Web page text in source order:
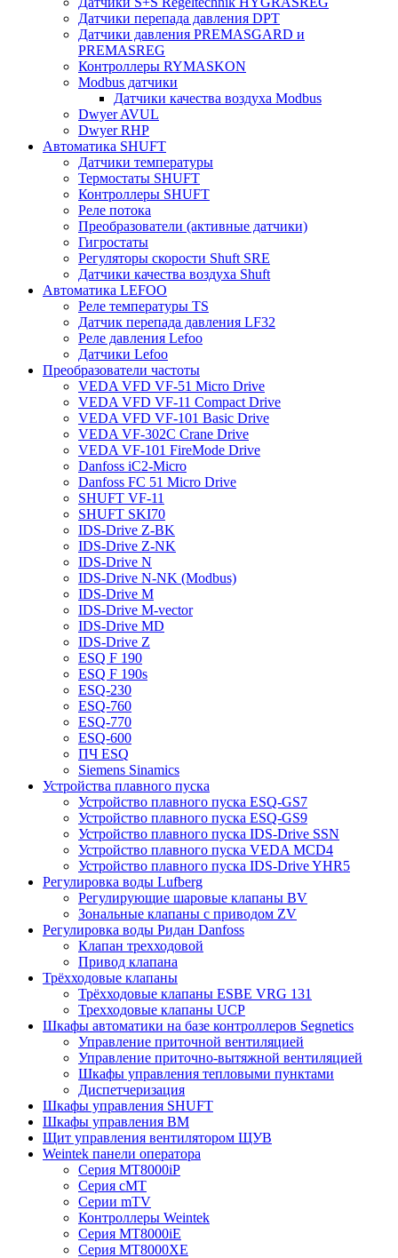
Датчики перепада давления DPT
Датчики давления PREMASGARD и
PREMASREG
Контроллеры RYMASKON
Modbus датчики
Датчики качества воздуха Modbus
Dwyer AVUL
Dwyer RHP
Автоматика SHUFT
Датчики температуры
Термостаты SHUFT
Контроллеры SHUFT
Реле потока
Преобразователи (активные датчики)
Гигростаты
Регуляторы скорости Shuft SRE
Датчики качества воздуха Shuft
Автоматика LEFOO
Реле температуры TS
Датчик перепада давления LF32
Реле давления Lefoo
Датчики Lefoo
Преобразователи частоты
VEDA VFD VF-51 Micro Drive
VEDA VFD VF-11 Compact Drive
VEDA VFD VF-101 Basic Drive
VEDA VF-302C Crane Drive
VEDA VF-101 FireMode Drive
Danfoss iC2-Micro
Danfoss FC 51 Micro Drive
SHUFT VF-11
SHUFT SKI70
IDS-Drive Z-BK
IDS-Drive Z-NK
IDS-Drive N
IDS-Drive N-NK (Modbus)
IDS-Drive M
IDS-Drive M-vector
IDS-Drive MD
IDS-Drive Z
ESQ F 190
ESQ F 190s
ESQ-230
ESQ-760
ESQ-770
ESQ-600
ПЧ ESQ
Siemens Sinamics
Устройства плавного пуска
Устройство плавного пуска ESQ-GS7
Устройство плавного пуска ESQ-GS9
Устройство плавного пуска IDS-Drive SSN
Устройство плавного пуска VEDA MCD4
Устройство плавного пуска IDS-Drive YHR5
Регулировка воды Lufberg
Регулирующие шаровые клапаны BV
Зональные клапаны с приводом ZV
Регулировка воды Ридан Danfoss
Клапан трехходовой
Привод клапана
Трёхходовые клапаны
Трёхходовые клапаны ESBE VRG 131
Трехходовые клапаны UCP
Шкафы автоматики на базе контроллеров Segnetics
Управление приточной вентиляцией
Управление приточно-вытяжной вентиляцией
Шкафы управления тепловыми пунктами
Диспетчеризация
Шкафы управления SHUFT
Шкафы управления BM
Щит управления вентилятором ЩУВ
Weintek панели оператора
Серия MT8000iP
Серия cMT
Серии mTV
Контроллеры Weintek
Серия MT8000iE
Серия MT8000XE